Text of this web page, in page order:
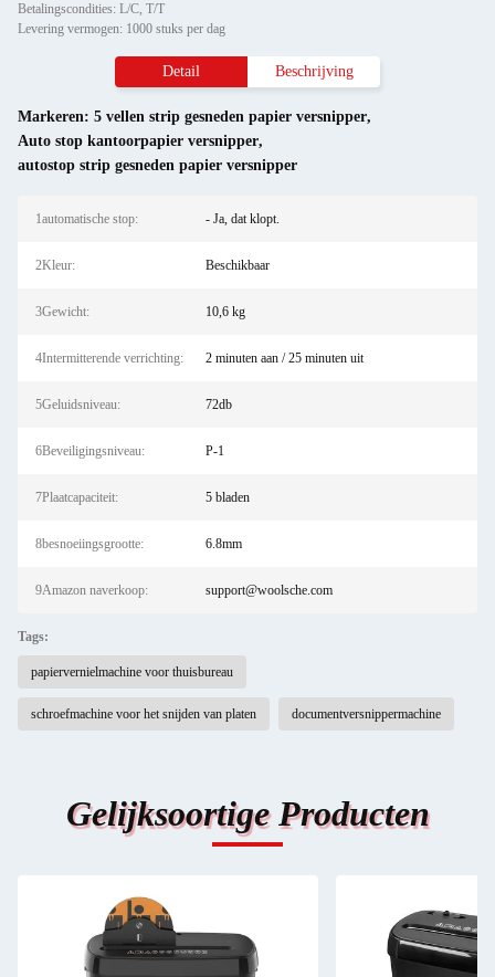
Betalingscondities: L/C, T/T
Levering vermogen: 1000 stuks per dag
Detail Beschrijving
Markeren: 5 vellen strip gesneden papier versnipper,
Auto stop kantoorpapier versnipper,
autostop strip gesneden papier versnipper
1automatische stop: - Ja, dat klopt.
2Kleur: Beschikbaar
3Gewicht: 10,6 kg
4Intermitterende verrichting: 2 minuten aan / 25 minuten uit
5Geluidsniveau: 72db
6Beveiligingsniveau: P-1
7Plaatcapaciteit: 5 bladen
8besnoeiingsgrootte: 6.8mm
9Amazon naverkoop: support@woolsche.com
Tags:
papiervernielmachine voor thuisbureau
schroefmachine voor het snijden van platen documentversnippermachine
Gelijksoortige Producten